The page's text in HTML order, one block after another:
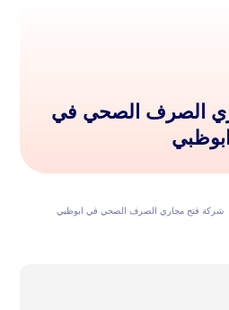
الصرف الصحي في
ابوظبي
شركة فتح مجاري الصرف الصحي في ابوظبي